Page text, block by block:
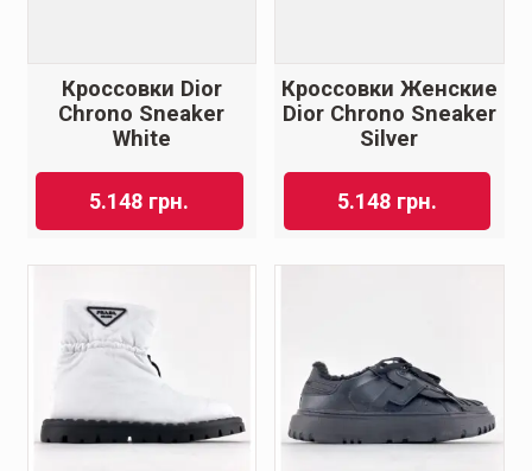
Кроссовки Dior
Chrono Sneaker
White
5.148 грн.
Кроссовки Женские
Dior Chrono Sneaker
Silver
5.148 грн.